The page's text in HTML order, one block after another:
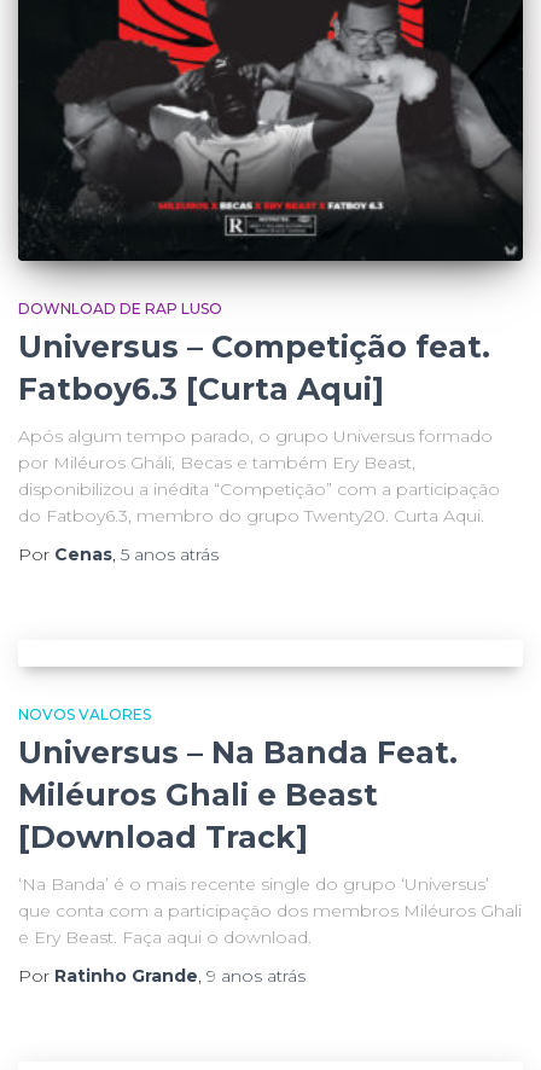
DOWNLOAD DE RAP LUSO
Universus – Competição feat.
Fatboy6.3 [Curta Aqui]
Após algum tempo parado, o grupo Universus formado
por Miléuros Gháli, Becas e também Ery Beast,
disponibilizou a inédita “Competição” com a participação
do Fatboy6.3, membro do grupo Twenty20. Curta Aqui.
Por Cenas, 5 anos atrás
NOVOS VALORES
Universus – Na Banda Feat.
Miléuros Ghali e Beast
[Download Track]
‘Na Banda’ é o mais recente single do grupo ‘Universus’
que conta com a participação dos membros Miléuros Ghali
e Ery Beast. Faça aqui o download.
Por Ratinho Grande, 9 anos atrás